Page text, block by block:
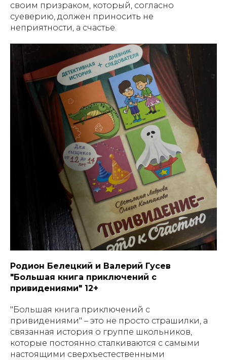
своим призраком, который, согласно
суеверию, должен приносить не
неприятности, а счастье.
Родион Белецкий и Валерий Гусев
"Большая книга приключений с
привидениями" 12+
"Большая книга приключений с
привидениями" – это не просто страшилки, а
связанная история о группе школьников,
которые постоянно сталкиваются с самыми
настоящими сверхъестественными